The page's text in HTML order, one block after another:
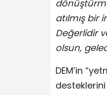
atılmış bir
Değerlidir
olsun,
DEM’in